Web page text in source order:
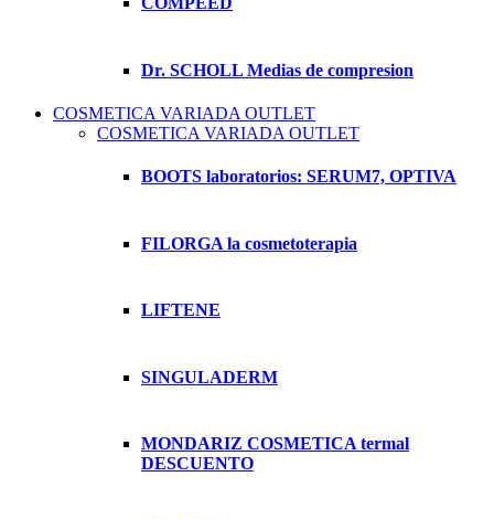
Dr. SCHOLL Medias de compresion
COSMETICA VARIADA OUTLET
COSMETICA VARIADA OUTLET
BOOTS laboratorios: SERUM7, OPTIVA
FILORGA la cosmetoterapia
LIFTENE
SINGULADERM
MONDARIZ COSMETICA termal
DESCUENTO